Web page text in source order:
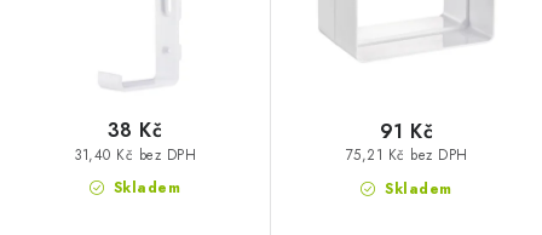
Skladem
31,40 Kč bez DPH
38 Kč
Skladem
75,21 Kč bez DPH
91 Kč